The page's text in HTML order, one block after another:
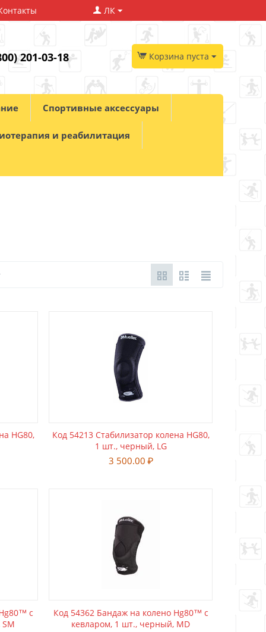
ЛК
201-03-18 Корзина пуста
Спортивные аксессуары
и реабилитация
HG80,
Код 54213 Стабилизатор колена HG80,
1 шт., черный, LG
3 500.00 ₽
с
Код 54362 Бандаж на колено Hg80™ с
кевларом, 1 шт., черный, MD